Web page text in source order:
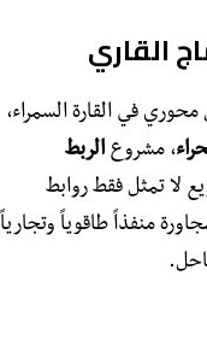
القاري
في القارة السمراء،
، مشروع الربط
لا تمثل فقط روابط
منفذاً طاقوياً وتجارياً